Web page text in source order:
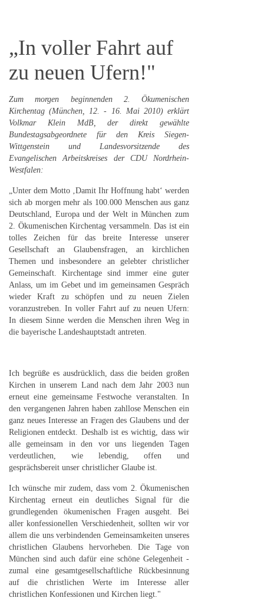
„In voller Fahrt auf
zu neuen Ufern!"
Zum morgen beginnenden 2. Ökumenischen
Kirchentag (München, 12. - 16. Mai 2010) erklärt
Volkmar Klein MdB, der direkt gewählte
Bundestagsabgeordnete für den Kreis Siegen-
Wittgenstein und Landesvorsitzende des
Evangelischen Arbeitskreises der CDU Nordrhein-
Westfalen:
„Unter dem Motto ‚Damit Ihr Hoffnung habt‘ werden
sich ab morgen mehr als 100.000 Menschen aus ganz
Deutschland, Europa und der Welt in München zum
2. Ökumenischen Kirchentag versammeln. Das ist ein
tolles Zeichen für das breite Interesse unserer
Gesellschaft an Glaubensfragen, an kirchlichen
Themen und insbesondere an gelebter christlicher
Gemeinschaft. Kirchentage sind immer eine guter
Anlass, um im Gebet und im gemeinsamen Gespräch
wieder Kraft zu schöpfen und zu neuen Zielen
voranzustreben. In voller Fahrt auf zu neuen Ufern:
In diesem Sinne werden die Menschen ihren Weg in
die bayerische Landeshauptstadt antreten.
Ich begrüße es ausdrücklich, dass die beiden großen
Kirchen in unserem Land nach dem Jahr 2003 nun
erneut eine gemeinsame Festwoche veranstalten. In
den vergangenen Jahren haben zahllose Menschen ein
ganz neues Interesse an Fragen des Glaubens und der
Religionen entdeckt. Deshalb ist es wichtig, dass wir
alle gemeinsam in den vor uns liegenden Tagen
verdeutlichen, wie lebendig, offen und
gesprächsbereit unser christlicher Glaube ist.
Ich wünsche mir zudem, dass vom 2. Ökumenischen
Kirchentag erneut ein deutliches Signal für die
grundlegenden ökumenischen Fragen ausgeht. Bei
aller konfessionellen Verschiedenheit, sollten wir vor
allem die uns verbindenden Gemeinsamkeiten unseres
christlichen Glaubens hervorheben. Die Tage von
München sind auch dafür eine schöne Gelegenheit -
zumal eine gesamtgesellschaftliche Rückbesinnung
auf die christlichen Werte im Interesse aller
christlichen Konfessionen und Kirchen liegt."